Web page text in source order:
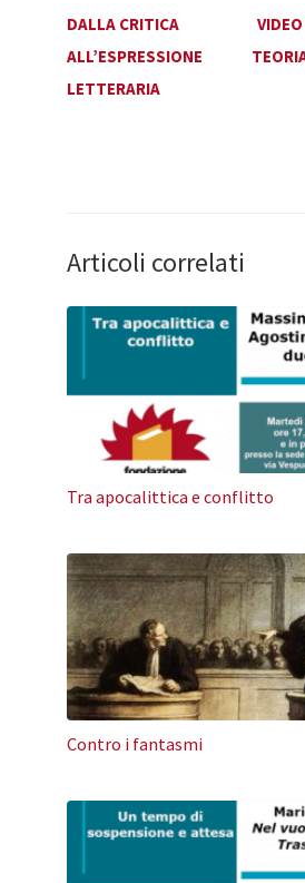
DALLA CRITICA
ALL’ESPRESSIONE
LETTERARIA
Articoli correlati
Tra apocalittica e conflitto
Contro i fantasmi